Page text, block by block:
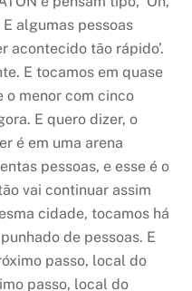
E algumas pessoas
acontecido tão rápido’.
E tocamos em quase
menor com cinco
E quero dizer, o
é em uma arena
pessoas, e esse é o
vai continuar assim
cidade, tocamos há
de pessoas. E
passo, local do
passo, local do